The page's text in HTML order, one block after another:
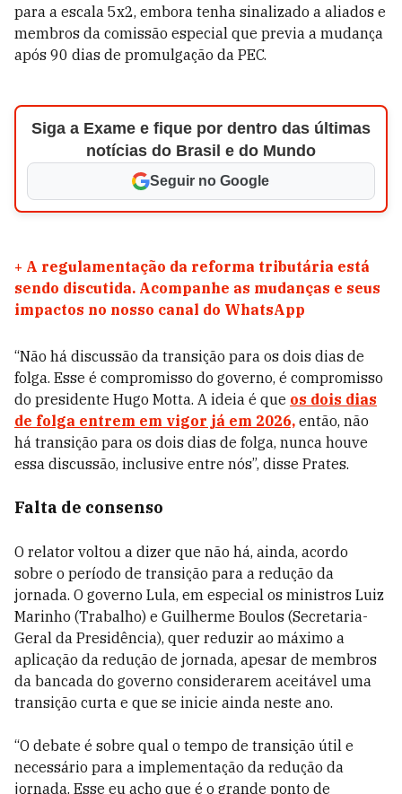
para a escala 5x2, embora tenha sinalizado a aliados e
membros da comissão especial que previa a mudança
após 90 dias de promulgação da PEC.
Siga a Exame e fique por dentro das últimas
notícias do Brasil e do Mundo
Seguir no Google
+ A regulamentação da reforma tributária está
sendo discutida. Acompanhe as mudanças e seus
impactos no nosso canal do WhatsApp
“Não há discussão da transição para os dois dias de
folga. Esse é compromisso do governo, é compromisso
do presidente Hugo Motta. A ideia é que os dois dias
de folga entrem em vigor já em 2026, então, não
há transição para os dois dias de folga, nunca houve
essa discussão, inclusive entre nós”, disse Prates.
Falta de consenso
O relator voltou a dizer que não há, ainda, acordo
sobre o período de transição para a redução da
jornada. O governo Lula, em especial os ministros Luiz
Marinho (Trabalho) e Guilherme Boulos (Secretaria-
Geral da Presidência), quer reduzir ao máximo a
aplicação da redução de jornada, apesar de membros
da bancada do governo considerarem aceitável uma
transição curta e que se inicie ainda neste ano.
“O debate é sobre qual o tempo de transição útil e
necessário para a implementação da redução da
jornada. Esse eu acho que é o grande ponto de